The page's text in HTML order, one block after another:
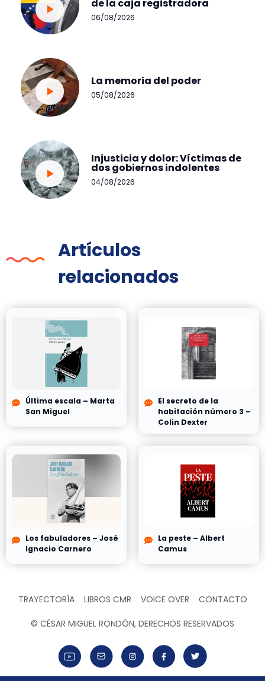
de la caja registradora
06/08/2026
La memoria del poder
05/08/2026
Injusticia y dolor: Víctimas de
dos gobiernos indolentes
04/08/2026
Artículos
relacionados
Última escala – Marta
San Miguel
El secreto de la
habitación número 3 –
Colin Dexter
Los fabuladores – José
Ignacio Carnero
La peste – Albert
Camus
TRAYECTORÍA LIBROS CMR VOICE OVER CONTACTO
© CÉSAR MIGUEL RONDÓN, DERECHOS RESERVADOS